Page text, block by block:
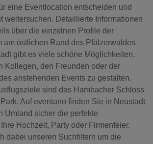
eine Eventlocation entscheiden und
weitersuchen. Detaillierte Informationen
über die einzelnen Profile der
am östlichen Rand des Pfälzerwaldes
gibt es viele schöne Möglichkeiten,
Kollegen, den Freunden oder der
anstehenden Events zu gestalten.
sind das Hambacher Schloss
Auf eventano finden Sie in Neustadt
Umland sicher die perfekte
Hochzeit, Party oder Firmenfeier.
dabei unseren Suchfiltern um die